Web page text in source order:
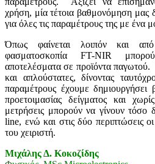
χρήση, μία τέτοια βαθμονόμηση μας
για όλες τις παραμέτρους της με ένα
Όπως φαίνεται λοιπόν και
φασματοσκοπία FT-NIR
αποτελέσματα σε προϊόντα παγωτού.
και απλούστατες, δίνοντας
παραμέτρους έχουμε
προετοιμασίας δείγματος και
μετρήσεις μπορούν να γίνουν τόσο
line, ενώ και στις δύο περιπτώσεις οι
του χειριστή.
Μιχάλης Δ. Κοκοζίδης